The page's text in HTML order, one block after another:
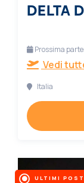
DELTA
Prossima
Vedi
Italia
ULTIMI